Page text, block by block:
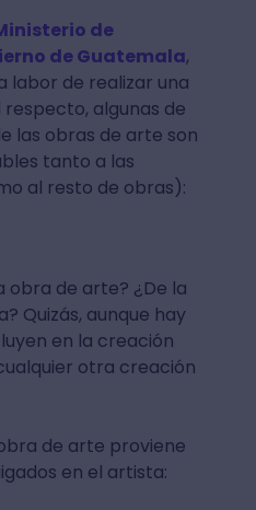
de
de Guatemala,
labor de realizar una
algunas de
las obras de arte son
tanto a las
al resto de obras):
obra de arte? ¿De la
Quizás, aunque hay
en la creación
otra creación
de arte proviene
en el artista: